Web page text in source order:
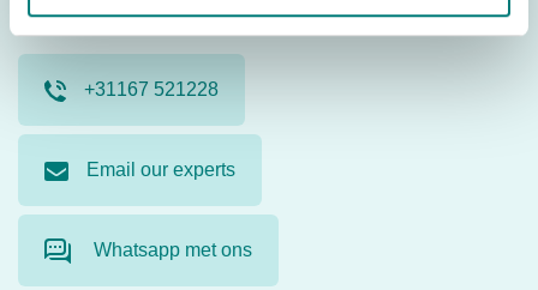
Contact us. Our product specialists are ready to help you.
+31167 521228
Email our experts
Whatsapp met ons